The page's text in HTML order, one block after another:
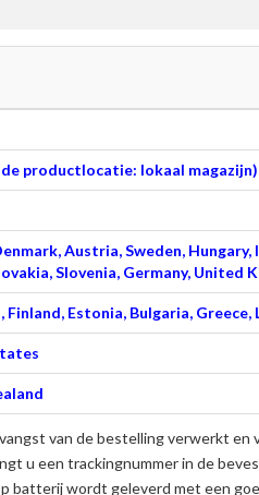
productlocatie: lokaal magazijn)
Austria, Sweden,
Slovenia, Germany, United
Finland, Estonia, Bulgaria,
van de bestelling verwerkt en
u een trackingnummer in de
batterijwordt geleverd met een